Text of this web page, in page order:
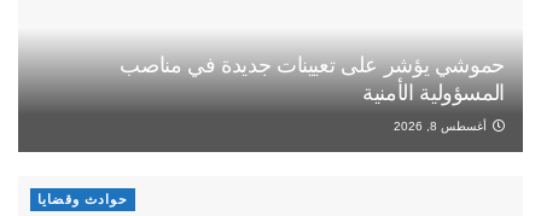
حموشي يؤشر على تعيينات جديدة في مناصب
المسؤولية الأمنية
أغسطس 8, 2026
حوادث وقضايا